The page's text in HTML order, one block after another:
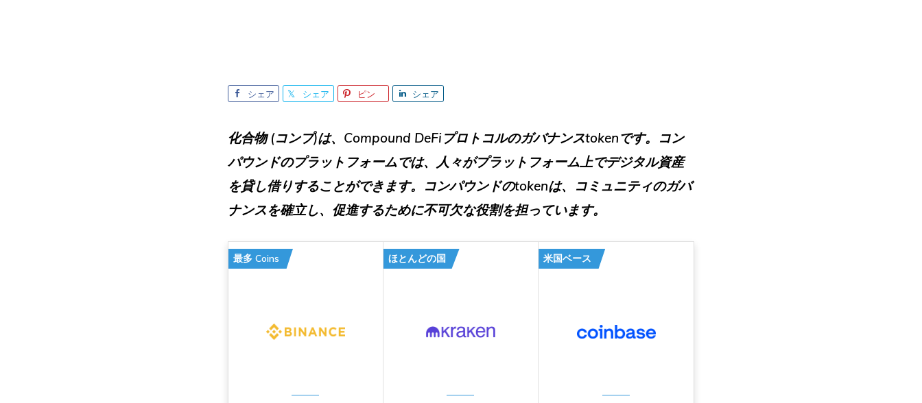
シェア シェア ピン シェア
化合物(コンプ)は、Compound DeFiプロトコルのガバナンスtokenです。コン
パウンドのプラットフォームでは、人々がプラットフォーム上でデジタル資産
を貸し借りすることができます。コンパウンドのtokenは、コミュニティのガバ
ナンスを確立し、促進するために不可欠な役割を担っています。
最多 Coins ほとんどの国 米国ベース